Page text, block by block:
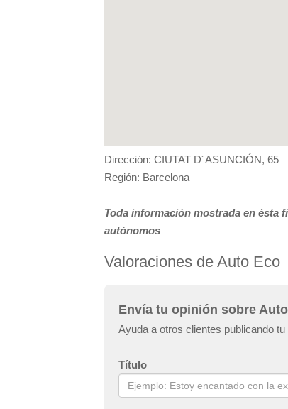
Dirección: CIUTAT D´ASUNCIÓN, 65
Región: Barcelona
Toda información mostrada en ésta
autónomos
Valoraciones de Auto Eco
Envía tu opinión sobre
Ayuda a otros clientes publicando
Título